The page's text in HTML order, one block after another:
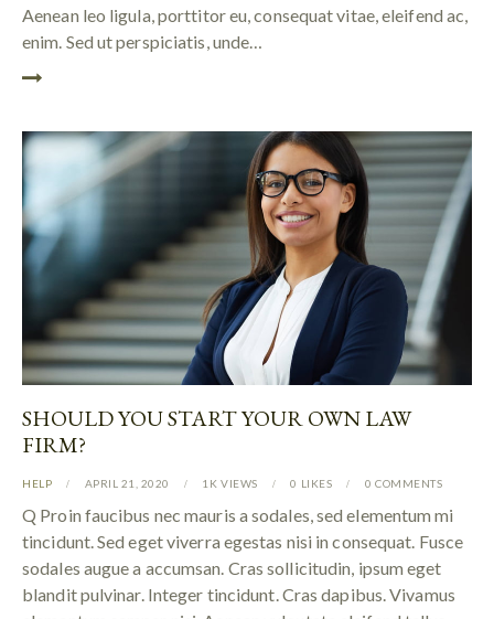
Aenean leo ligula, porttitor eu, consequat vitae, eleifend ac,
enim. Sed ut perspiciatis, unde…
SHOULD YOU START YOUR OWN LAW
FIRM?
HELP APRIL 21, 2020 1K VIEWS 0 LIKES 0 COMMENTS
Q Proin faucibus nec mauris a sodales, sed elementum mi
tincidunt. Sed eget viverra egestas nisi in consequat. Fusce
sodales augue a accumsan. Cras sollicitudin, ipsum eget
blandit pulvinar. Integer tincidunt. Cras dapibus. Vivamus